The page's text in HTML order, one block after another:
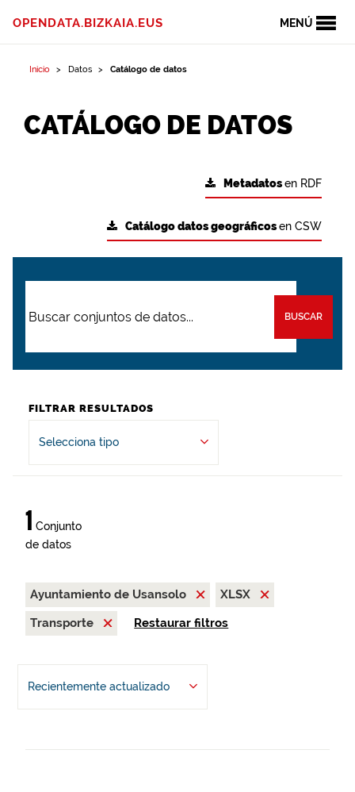
MENÚ
OPENDATA.BIZKAIA.EUS
Inicio Datos Catálogo de datos
CATÁLOGO DE DATOS
Metadatosen RDF
Catálogo datos geográficosen CSW
BUSCAR
FILTRAR RESULTADOS
Selecciona tipo
1 Conjunto
de datos
Ayuntamiento de Usansolo
XLSX
Transporte
Restaurar filtros
Recientemente actualizado